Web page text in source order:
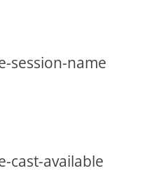
session-name
cast-available